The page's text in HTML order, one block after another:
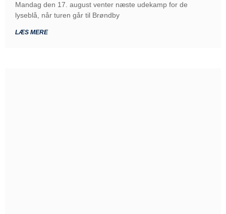
Mandag den 17. august venter næste udekamp for de
lyseblå, når turen går til Brøndby
LÆS MERE